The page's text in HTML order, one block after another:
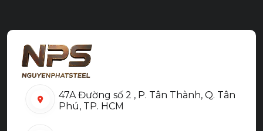
47A Đường số 2 , P. Tân Thành, Q. Tân
Phú, TP. HCM